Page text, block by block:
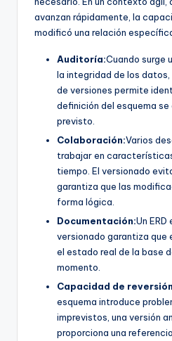
avanzan rápidamente, la
modificó una relación
Auditoría:Cuando surge
la integridad de los
de versiones permite
definición del esquema se
previsto.
Colaboración:Varios
trabajar en
tiempo. El versionado
garantiza que las
forma lógica.
Documentación:Un
versionado garantiza que
el estado real de la base
momento.
Capacidad de
esquema introduce
imprevistos, una versión
proporciona una